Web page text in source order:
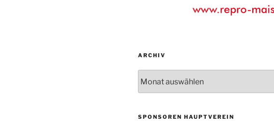
ARCHIV
SPONSOREN HAUPTVEREIN